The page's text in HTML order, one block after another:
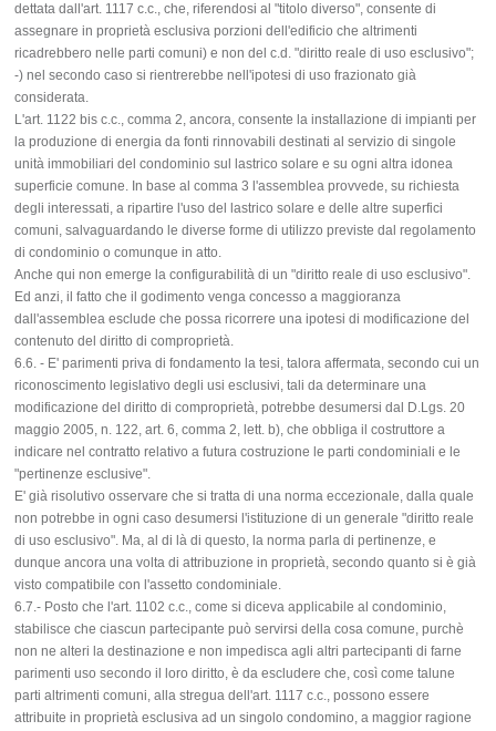
dettata dall'art. 1117 c.c., che, riferendosi al "titolo diverso", consente di
assegnare in proprietà esclusiva porzioni dell'edificio che altrimenti
ricadrebbero nelle parti comuni) e non del c.d. "diritto reale di uso esclusivo";
-) nel secondo caso si rientrerebbe nell'ipotesi di uso frazionato già
considerata.
L'art. 1122 bis c.c., comma 2, ancora, consente la installazione di impianti per
la produzione di energia da fonti rinnovabili destinati al servizio di singole
unità immobiliari del condominio sul lastrico solare e su ogni altra idonea
superficie comune. In base al comma 3 l'assemblea provvede, su richiesta
degli interessati, a ripartire l'uso del lastrico solare e delle altre superfici
comuni, salvaguardando le diverse forme di utilizzo previste dal regolamento
di condominio o comunque in atto.
Anche qui non emerge la configurabilità di un "diritto reale di uso esclusivo".
Ed anzi, il fatto che il godimento venga concesso a maggioranza
dall'assemblea esclude che possa ricorrere una ipotesi di modificazione del
contenuto del diritto di comproprietà.
6.6. - E' parimenti priva di fondamento la tesi, talora affermata, secondo cui un
riconoscimento legislativo degli usi esclusivi, tali da determinare una
modificazione del diritto di comproprietà, potrebbe desumersi dal D.Lgs. 20
maggio 2005, n. 122, art. 6, comma 2, lett. b), che obbliga il costruttore a
indicare nel contratto relativo a futura costruzione le parti condominiali e le
"pertinenze esclusive".
E' già risolutivo osservare che si tratta di una norma eccezionale, dalla quale
non potrebbe in ogni caso desumersi l'istituzione di un generale "diritto reale
di uso esclusivo". Ma, al di là di questo, la norma parla di pertinenze, e
dunque ancora una volta di attribuzione in proprietà, secondo quanto si è già
visto compatibile con l'assetto condominiale.
6.7.- Posto che l'art. 1102 c.c., come si diceva applicabile al condominio,
stabilisce che ciascun partecipante può servirsi della cosa comune, purchè
non ne alteri la destinazione e non impedisca agli altri partecipanti di farne
parimenti uso secondo il loro diritto, è da escludere che, così come talune
parti altrimenti comuni, alla stregua dell'art. 1117 c.c., possono essere
attribuite in proprietà esclusiva ad un singolo condomino, a maggior ragione